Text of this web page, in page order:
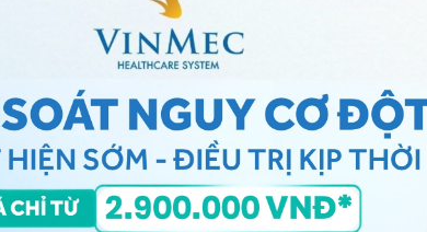
viện Đa khoa Vinmec
Đăng ký khám